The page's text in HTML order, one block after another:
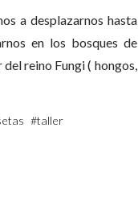
a desplazarnos hasta
en los bosques de
reino Fungi ( hongos,
#taller